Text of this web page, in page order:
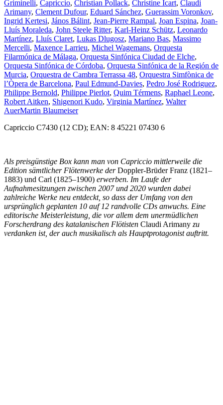
Griminelli, Capriccio, Christian Pollack, Christine Icart, Claudi
Arimany, Clement Dufour, Eduard Sánchez, Guerassim Voronkov,
Ingrid Kertesi, János Bálint, Jean-Pierre Rampal, Joan Espina, Joan-
Lluís Moraleda, John Steele Ritter, Karl-Heinz Schütz, Leonardo
Martínez, Lluís Claret, Lukas Dlugosz, Mariano Bas, Massimo
Mercelli, Maxence Larrieu, Michel Wagemans, Orquesta
Filarmónica de Málaga, Orquesta Sinfónica Ciudad de Elche,
Orquesta Sinfónica de Córdoba, Orquesta Sinfónica de la Región de
Murcia, Orquestra de Cambra Terrassa 48, Orquestra Simfònica de
l’Òpera de Barcelona, Paul Edmund-Davies, Pedro José Rodriguez,
Philippe Bernold, Philippe Pierlot, Quim Térmens, Raphael Leone,
Robert Aitken, Shigenori Kudo, Virginia Martínez, Walter
AuerMartin Blaumeiser
Capriccio C7430 (12 CD); EAN: 8 45221 07430 6
Als preisgünstige Box kann man von Capriccio mittlerweile die
Edition sämtlicher Flötenwerke derDoppler-Brüder Franz (1821–
1883) und Carl (1825–1900) erwerben. Im Laufe der
Aufnahmesitzungen zwischen 2007 und 2020 wurden dabei
zahlreiche Werke neu entdeckt, so dass der Umfang von den
ursprünglich geplanten 10 auf 12 randvolle CDs anwuchs. Eine
editorische Meisterleistung, die vor allem dem unermüdlichen
Forscherdrang des katalanischen Flötisten Claudi Arimany zu
verdanken ist, der auch musikalisch als Hauptprotagonist auftritt.